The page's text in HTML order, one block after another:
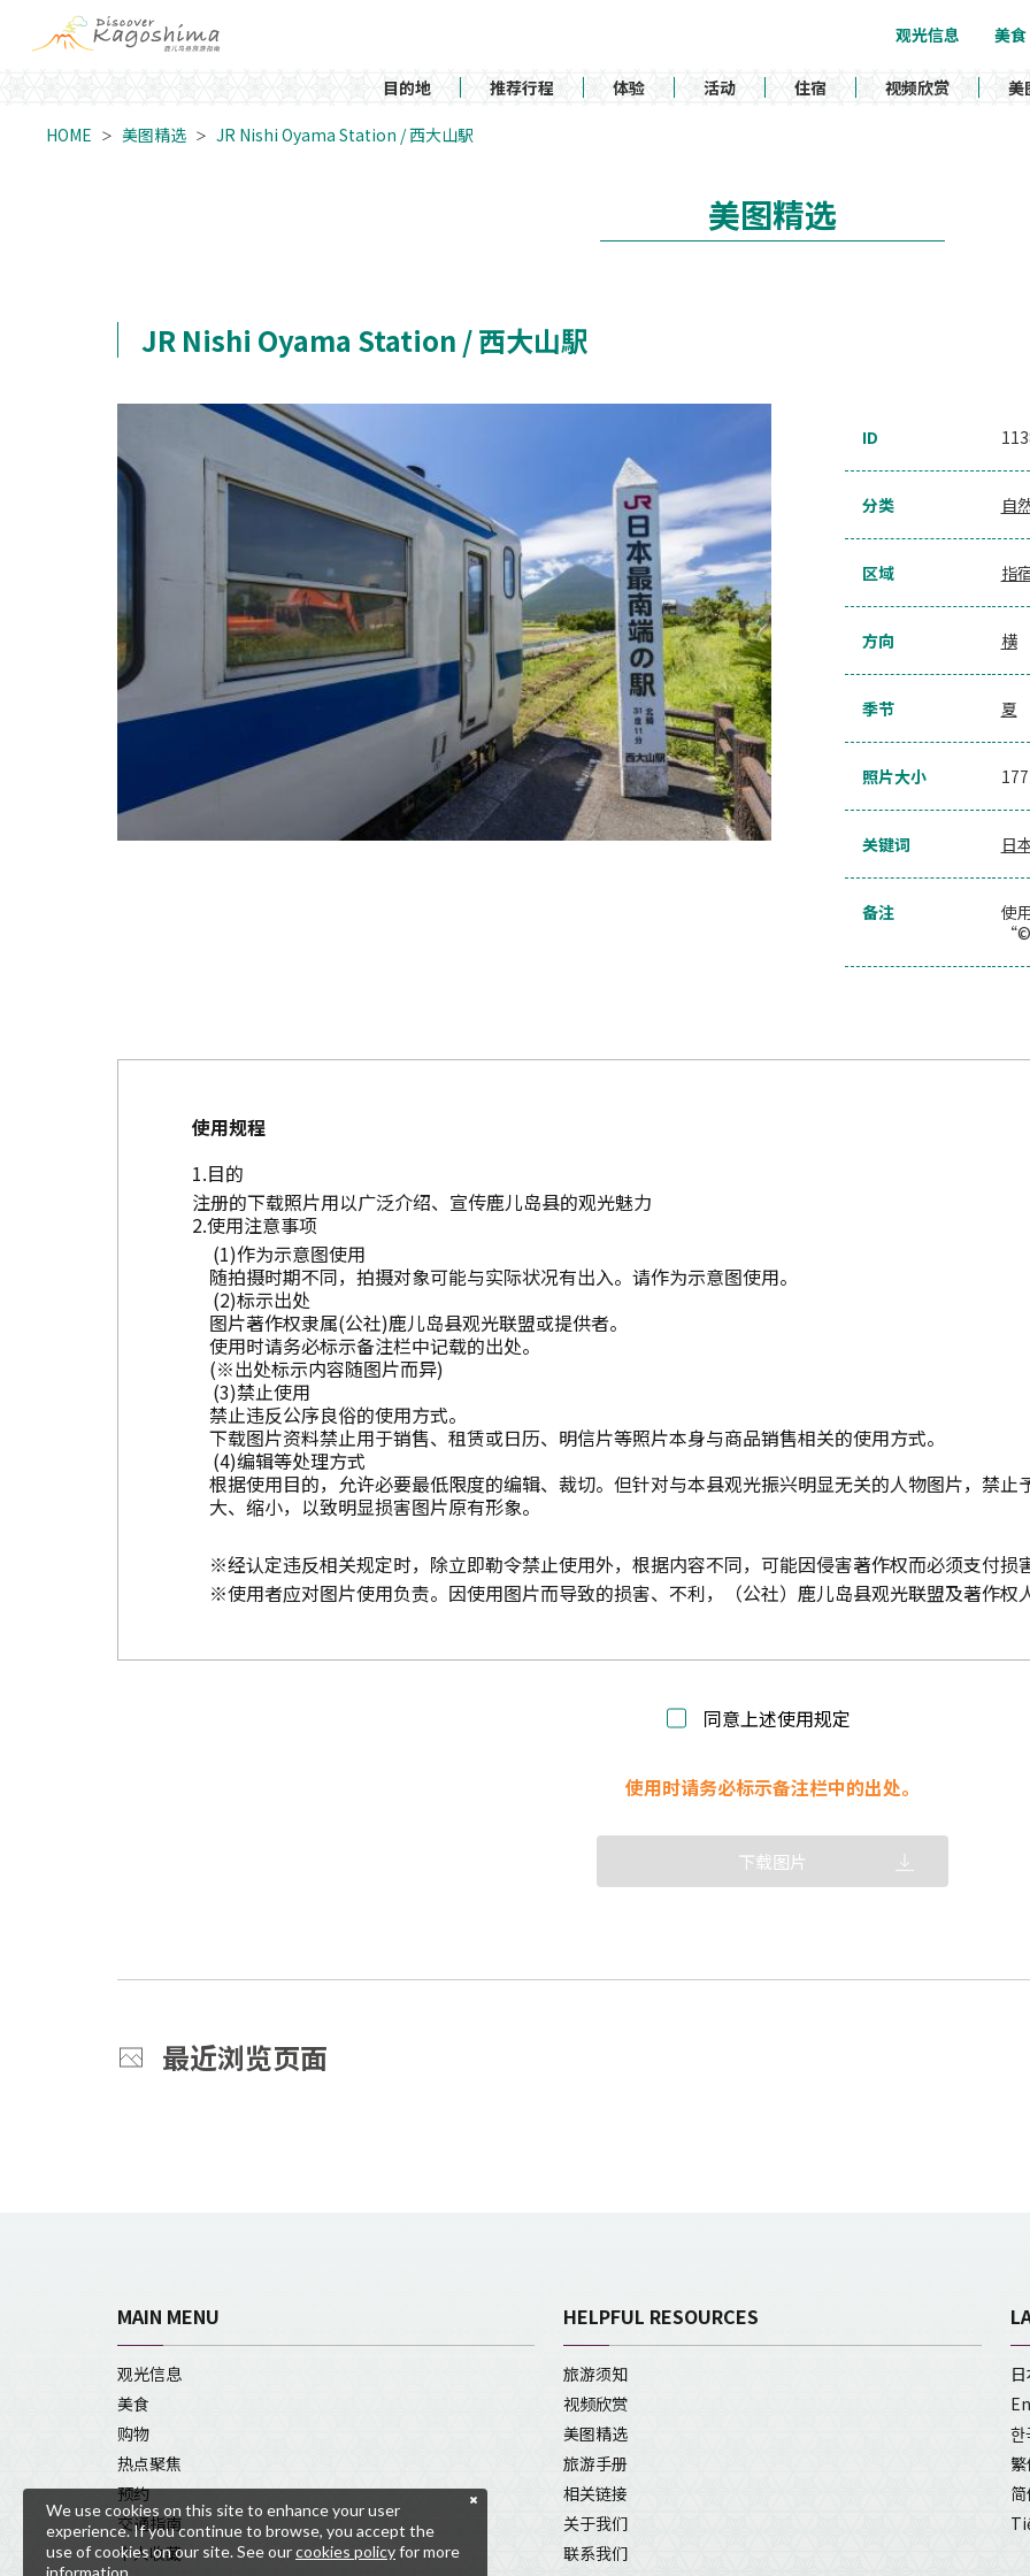
观光信息 美食
目的地 推荐行程 体验 活动 住宿 视频欣赏 美
HOME 美图精选 JR Nishi Oyama Station / 西大山駅
美图精选
JR Nishi Oyama Station / 西大山駅
ID
分类 自
区域 指
方向 横
季节 夏
照片大小
关键词 日
备注
使
使用规程
目的
注册的下载照片用以广泛介绍、宣传鹿儿岛县的观光魅力
使用注意事项
作为示意图使用
随拍摄时期不同，拍摄对象可能与实际状况有出入。请作为示意图使用。
标示出处
图片著作权隶属(公社)鹿儿岛县观光联盟或提供者。
使用时请务必标示备注栏中记载的出处。
(※出处标示内容随图片而异)
禁止使用
禁止违反公序良俗的使用方式。
下载图片资料禁止用于销售、租赁或日历、明信片等照片本身与商品销售相关的使用方式。
编辑等处理方式
根据使用目的，允许必要最低限度的编辑、裁切。但针对与本县观光振兴明显无关的人物图片，禁
大、缩小，以致明显损害图片原有形象。
※经认定违反相关规定时，除立即勒令禁止使用外，根据内容不同，可能因侵害著作权而必须支付损
※使用者应对图片使用负责。因使用图片而导致的损害、不利，（公社）鹿儿岛县观光联盟及著作权
同意上述使用规定
使用时请务必标示备注栏中的出处。
下载图片
最近浏览页面
MAIN MENU
观光信息
美食
购物
热点聚焦
预约
交通指南
个人收藏
HELPFUL RESOURCES
旅游须知
视频欣赏
美图精选
旅游手册
相关链接
关于我们
联系我们
한
We use cookies on this site to enhance your user
experience. If you continue to browse, you accept the
use of cookies on our site. See ourcookies policyfor more
information.